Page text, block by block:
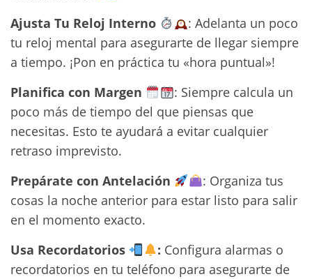
Ajusta Tu Reloj Interno
: Adelanta un poco
tu reloj mental para asegurarte de llegar siempre
a tiempo. ¡Pon en práctica tu «hora puntual»!
Planifica con Margen
: Siempre calcula un
poco más de tiempo del que piensas que
necesitas. Esto te ayudará a evitar cualquier
retraso imprevisto.
Prepárate con Antelación
: Organiza tus
cosas la noche anterior para estar listo para salir
en el momento exacto.
Usa Recordatorios
: Configura alarmas o
recordatorios en tu teléfono para asegurarte de